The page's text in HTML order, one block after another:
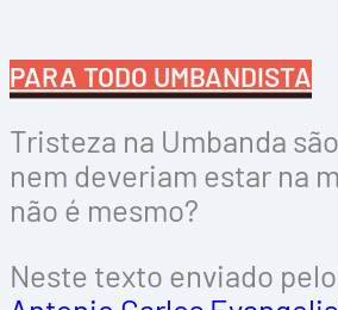
PARA TODO UMBANDISTA
Tristeza na Umbanda
nem deveriam estar na
não é mesmo?
Neste texto enviado